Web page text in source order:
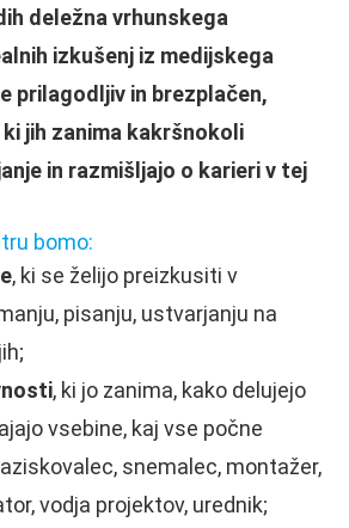
deležna vrhunskega
izkušenj iz medijskega
prilagodljiv in brezplačen,
jih zanima kakršnokoli
in razmišljajo o karieri v tej
bomo:
, ki se želijo preizkusiti v
pisanju, ustvarjanju na
, ki jo zanima, kako delujejo
vsebine, kaj vse počne
snemalec, montažer,
vodja projektov, urednik;